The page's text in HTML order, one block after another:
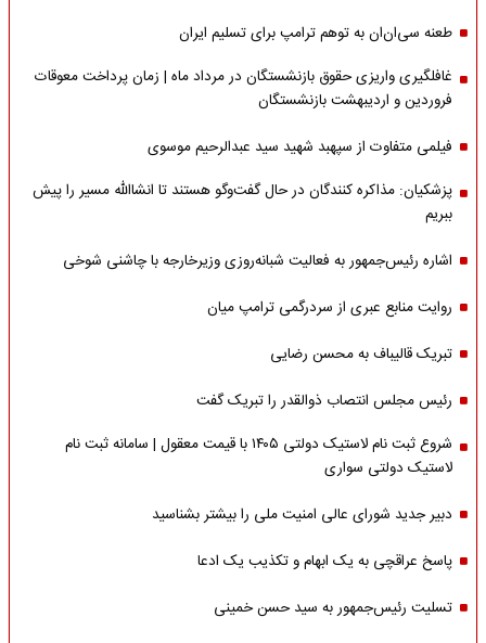
طعنه سی‌ان‌ان به توهم ترامپ برای تسلیم ایران
غافلگیری واریزی حقوق بازنشستگان در مرداد ماه | زمان پرداخت معوقات
فروردین و اردیبهشت بازنشستگان
فیلمی متفاوت از سپهبد شهید سید عبدالرحیم موسوی
پزشکیان: مذاکره کنندگان در حال گفت‌وگو هستند تا انشاالله مسیر را پیش
ببریم
اشاره‌ رئیس‌جمهور به فعالیت شبانه‌روزی وزیر‌خارجه با چاشنی شوخی
روایت منابع عبری از سردرگمی ترامپ میان
تبریک قالیباف به محسن رضایی
رئیس مجلس انتصاب ذوالقدر را تبریک گفت
شروع ثبت نام لاستیک دولتی ۱۴۰۵ با قیمت معقول | سامانه ثبت نام
لاستیک دولتی سواری
دبیر جدید شورای عالی امنیت ملی را بیشتر بشناسید
پاسخ عراقچی به یک ابهام و تکذیب یک ادعا
تسلیت رئیس‌جمهور به سید حسن خمینی